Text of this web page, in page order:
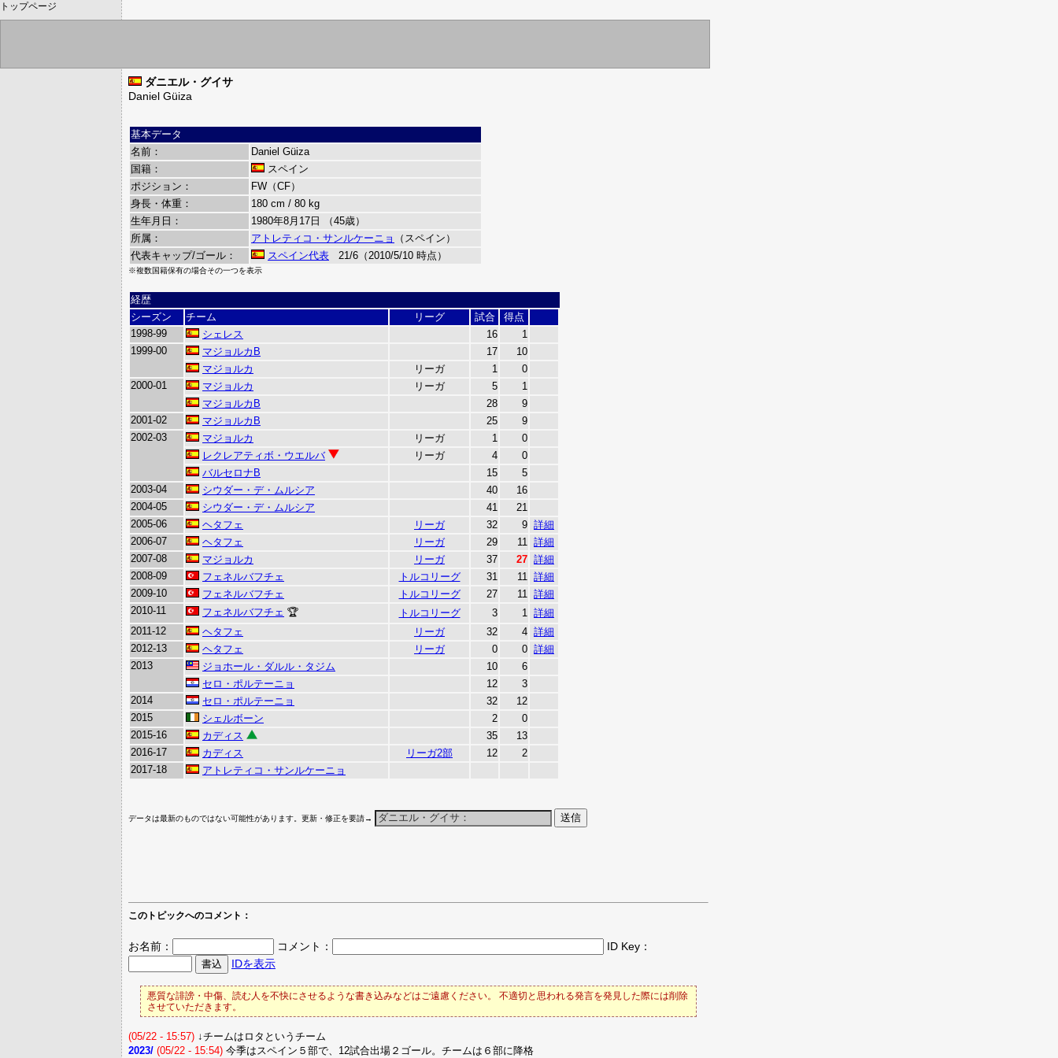
トップページ
ダニエル・グイサ
Daniel Güiza
基本データ
名前：
Daniel Güiza
国籍：
スペイン
ポジション：
FW（CF）
身長・体重：
180 cm / 80 kg
生年月日：
1980年8月17日 （45歳）
所属：
アトレティコ・サンルケーニョ
（スペイン）
代表キャップ/ゴール：
スペイン代表 21/6（2010/5/10 時点）
※複数国籍保有の場合その一つを表示
経歴
シーズン
チーム リーグ 試合
得点
1998-99
シェレス 16
1
1999-00
マジョルカB 17
10
マジョルカ
リーガ 1
0
2000-01
マジョルカ リーガ 5
1
マジョルカB
28
9
2001-02
マジョルカB 25
9
2002-03
マジョルカ リーガ 1
0
レクレアティボ・ウエルバ
リーガ 4
0
バルセロナB
15
5
2003-04
シウダー・デ・ムルシア 40
16
2004-05
シウダー・デ・ムルシア 41
21
2005-06
ヘタフェ リーガ 32 9 詳細
2006-07
ヘタフェ リーガ 29 11 詳細
2007-08
マジョルカ リーガ 37 27 詳細
2008-09
フェネルバフチェ トルコリーグ 31 11 詳細
2009-10
フェネルバフチェ トルコリーグ 27 11 詳細
2010-11
フェネルバフチェ 🏆 トルコリーグ 3 1 詳細
2011-12
ヘタフェ リーガ 32 4 詳細
2012-13
ヘタフェ リーガ 0 0 詳細
2013
ジョホール・ダルル・タジム 10
6
セロ・ポルテーニョ
12
3
2014
セロ・ポルテーニョ 32
12
2015
シェルボーン 2
0
2015-16
カディス 35
13
2016-17
カディス リーガ2部 12
2
2017-18
アトレティコ・サンルケーニョ
データは最新のものではない可能性があります。更新・修正を要請→
このトピックへのコメント：
お名前： コメント：
ID Key：
IDを表示
悪質な誹謗・中傷、読む人を不快にさせるような書き込みなどはご遠慮ください。 不適切と思われる発言を発見した際には削除
させていただきます。
(05/22 - 15:57) ↓チームはロタというチーム
2023/ (05/22 - 15:54) 今季はスペイン５部で、12試合出場２ゴール。チームは６部に降格